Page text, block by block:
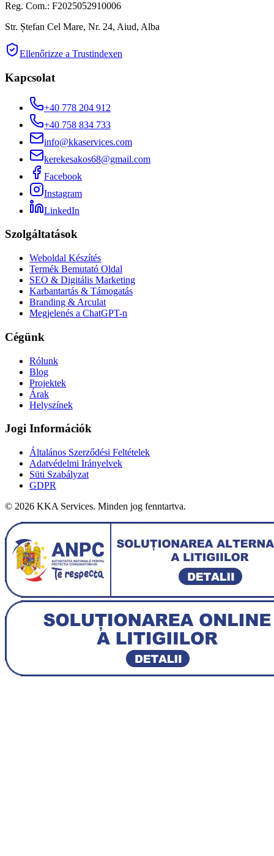
Reg. Com.: F2025052910006
Str. Ștefan Cel Mare, Nr. 24, Aiud, Alba
Ellenőrizze a Trustindexen
Kapcsolat
+40 778 204 912
+40 758 834 733
info@kkaservices.com
kerekesakos68@gmail.com
Facebook
Instagram
LinkedIn
Szolgáltatások
Weboldal Készítés
Termék Bemutató Oldal
SEO & Digitális Marketing
Karbantartás & Támogatás
Branding & Arculat
Megjelenés a ChatGPT-n
Cégünk
Rólunk
Blog
Projektek
Árak
Helyszínek
Jogi Információk
Általános Szerződési Feltételek
Adatvédelmi Irányelvek
Süti Szabályzat
GDPR
© 2026 KKA Services. Minden jog fenntartva.